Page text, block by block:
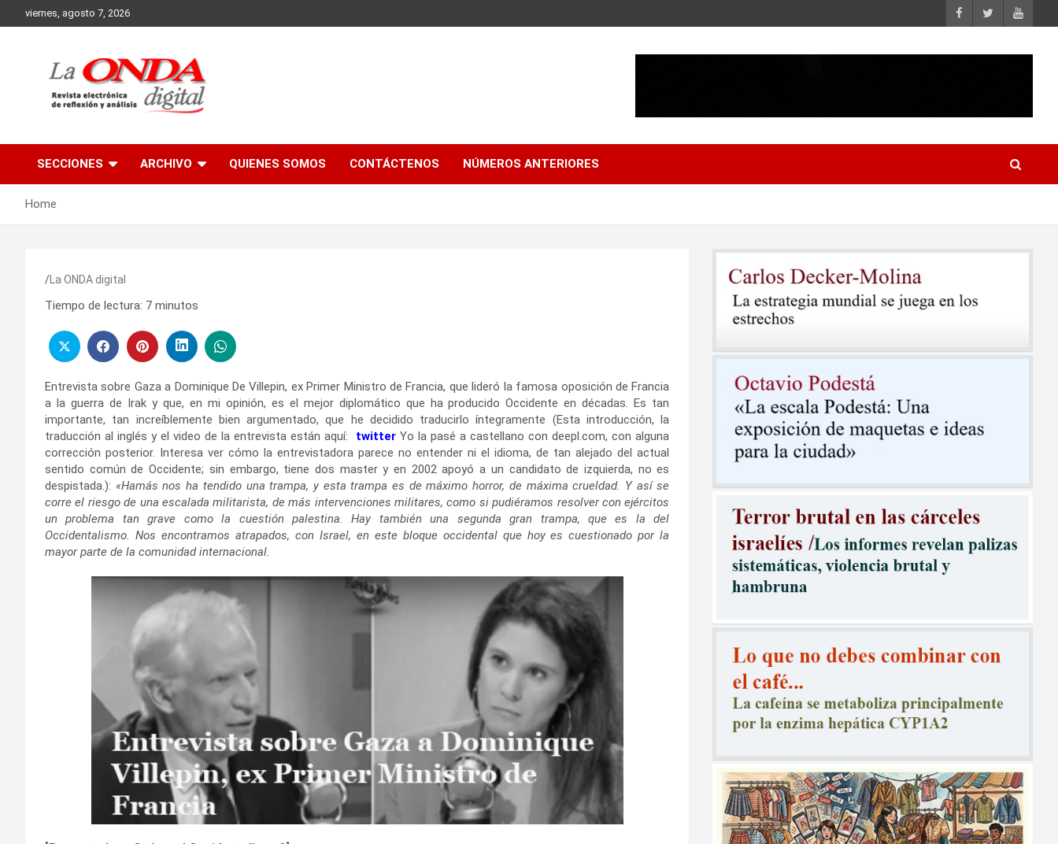
to
viernes, agosto 7, 2026
SECCIONES ARCHIVO QUIENES SOMOS CONTÁCTENOS NÚMEROS ANTERIORES
Home
La ONDA digital
Tiempo de lectura: 7 minutos
Entrevista sobre Gaza a Dominique De Villepin, ex Primer Ministro de Francia, que lideró la famosa oposición de Francia
a la guerra de Irak y que, en mi opinión, es el mejor diplomático que ha producido Occidente en décadas. Es tan
importante, tan increíblemente bien argumentado, que he decidido traducirlo íntegramente (Esta introducción, la
traducción al inglés y el video de la entrevista están aquí: twitter Yo la pasé a castellano con deepl.com, con alguna
corrección posterior. Interesa ver cómo la entrevistadora parece no entender ni el idioma, de tan alejado del actual
sentido común de Occidente; sin embargo, tiene dos master y en 2002 apoyó a un candidato de izquierda, no es
despistada.): «Hamás nos ha tendido una trampa, y esta trampa es de máximo horror, de máxima crueldad. Y así se
corre el riesgo de una escalada militarista, de más intervenciones militares, como si pudiéramos resolver con ejércitos
un problema tan grave como la cuestión palestina.Hay también una segunda gran trampa, que es la del
Occidentalismo. Nos encontramos atrapados, con Israel, en este bloque occidental que hoy es cuestionado por la
mayor parte de la comunidad internacional.